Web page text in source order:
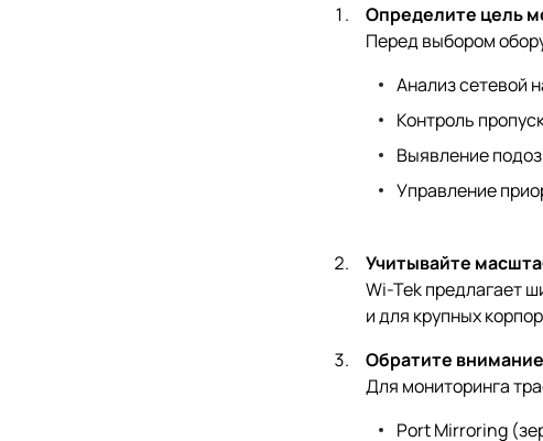
Определите цель
Перед выбором
Анализ сетевой
Контроль
Выявление
Управление
Учитывайте
Wi-Tek предлагает
и для крупных
Обратите
Для мониторинга
Port Mirroring